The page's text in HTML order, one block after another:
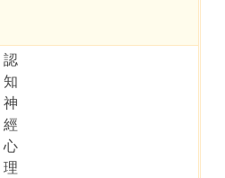
認
知
神
經
心
理